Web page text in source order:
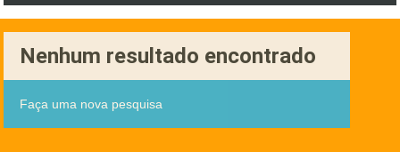
Nenhum resultado encontrado
Faça uma nova pesquisa